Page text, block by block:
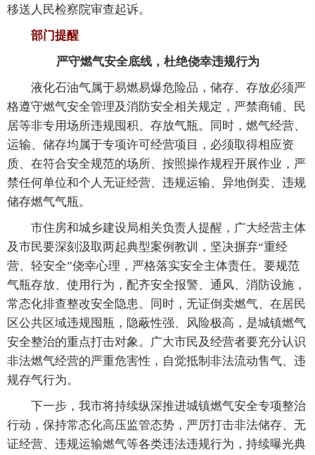
移送人民检察院审查起诉。
部门提醒
严守燃气安全底线，杜绝侥幸违规行为
液化石油气属于易燃易爆危险品，储存、存放必须严
格遵守燃气安全管理及消防安全相关规定，严禁商铺、民
居等非专用场所违规囤积、存放气瓶。同时，燃气经营、
运输、储存均属于专项许可经营项目，必须取得相应资
质、在符合安全规范的场所、按照操作规程开展作业，严
禁任何单位和个人无证经营、违规运输、异地倒卖、违规
储存燃气气瓶。
市住房和城乡建设局相关负责人提醒，广大经营主体
及市民要深刻汲取两起典型案例教训，坚决摒弃“重经
营、轻安全”侥幸心理，严格落实安全主体责任。要规范
气瓶存放、使用行为，配齐安全报警、通风、消防设施，
常态化排查整改安全隐患。同时，无证倒卖燃气、在居民
区公共区域违规囤瓶，隐蔽性强、风险极高，是城镇燃气
安全整治的重点打击对象。广大市民及经营者要充分认识
非法燃气经营的严重危害性，自觉抵制非法流动售气、违
规存气行为。
下一步，我市将持续纵深推进城镇燃气安全专项整治
行动，保持常态化高压监管态势，严厉打击非法储存、无
证经营、违规运输燃气等各类违法违规行为，持续曝光典